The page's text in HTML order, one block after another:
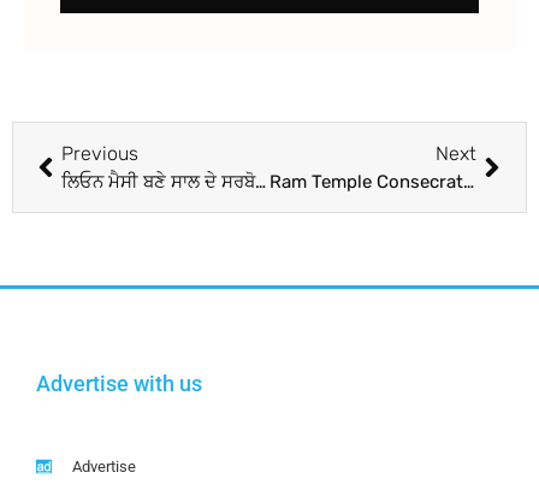
Previous
ਲਿਓਨ ਮੈਸੀ ਬਣੇ ਸਾਲ ਦੇ ਸਰਬੋਤਮ ਫੁੱਟਬਾਲਰ, 15 ਸਾਲ ’ਚ ਅੱਠਵੀਂ ਵਾਰ ਲਿਓਨ ਨੂੰ ਵੱਕਾਰੀ ਪੁਰਸਕਾਰ ਲਈ ਚੁਣਿਆ
Next
Ram Temple Consecration: ਅਯੁੱਧਿਆ ਦੇ ਰਾਮ ਮੰਦਰ ਦੇ ਪ੍ਰਾਣ ਪ੍ਰਤਿਸ਼ਠਾ ਸਮਾਗਮ ਤੋਂ ਪਹਿਲਾਂ ਸਰਯੂ ਘਾਟ ਵਿਖੇ ‘ਦੀਪ ਉਤਸਵ’ ਸ਼ੁਰੂ, ਦੇਖੋ ਵੀਡੀਓਜ਼
Advertise with us
Advertise